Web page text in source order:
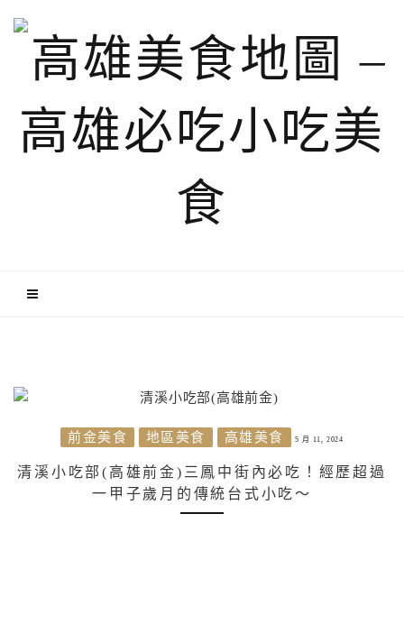
前金美食 地區美食 高雄美食 5 月 11, 2024
清溪小吃部(高雄前金)三鳳中街內必吃！經歷超過
一甲子歲月的傳統台式小吃～